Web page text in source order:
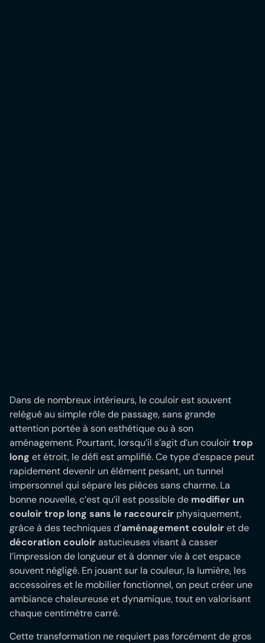
Dans de nombreux intérieurs, le couloir est souvent
relégué au simple rôle de passage, sans grande
attention portée à son esthétique ou à son
aménagement. Pourtant, lorsqu’il s’agit d’un couloirtrop
long et étroit, le défi est amplifié. Ce type d’espace peut
rapidement devenir un élément pesant, un tunnel
impersonnel qui sépare les pièces sans charme. La
bonne nouvelle, c’est qu’il est possible de modifier un
couloir trop long sans le raccourcir physiquement,
grâce à des techniques d’aménagement couloiret de
décoration couloirastucieuses visant à casser
l’impression de longueur et à donner vie à cet espace
souvent négligé. En jouant sur la couleur, la lumière, les
accessoires et le mobilier fonctionnel, on peut créer une
ambiance chaleureuse et dynamique, tout en valorisant
chaque centimètre carré.
Cette transformation ne requiert pas forcément de gros